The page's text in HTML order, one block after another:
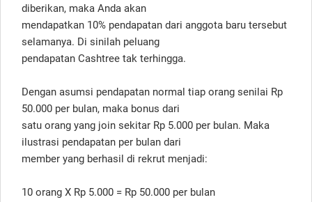
diberikan, maka Anda akan
mendapatkan 10% pendapatan dari anggota baru tersebut
selamanya. Di sinilah peluang
pendapatan Cashtree tak terhingga.
Dengan asumsi pendapatan normal tiap orang senilai Rp
50.000 per bulan, maka bonus dari
satu orang yang join sekitar Rp 5.000 per bulan. Maka
ilustrasi pendapatan per bulan dari
member yang berhasil di rekrut menjadi:
10 orang X Rp 5.000 = Rp 50.000 per bulan